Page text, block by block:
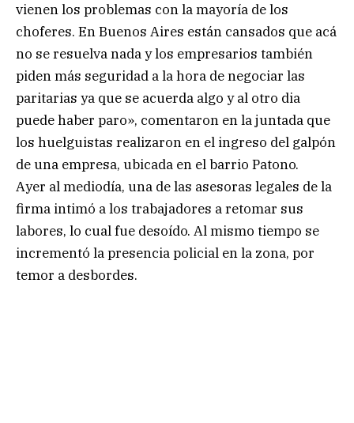
vienen los problemas con la mayoría de los
choferes. En Buenos Aires están cansados que acá
no se resuelva nada y los empresarios también
piden más seguridad a la hora de negociar las
paritarias ya que se acuerda algo y al otro dia
puede haber paro», comentaron en la juntada que
los huelguistas realizaron en el ingreso del galpón
de una empresa, ubicada en el barrio Patono.
Ayer al mediodía, una de las asesoras legales de la
firma intimó a los trabajadores a retomar sus
labores, lo cual fue desoído. Al mismo tiempo se
incrementó la presencia policial en la zona, por
temor a desbordes.